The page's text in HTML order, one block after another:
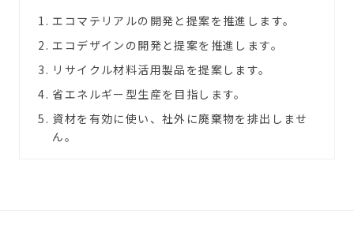
エコマテリアルの開発と提案を推進します。
エコデザインの開発と提案を推進します。
リサイクル材料活用製品を提案します。
省エネルギー型生産を目指します。
資材を有効に使い、社外に廃棄物を排出しませ
ん。